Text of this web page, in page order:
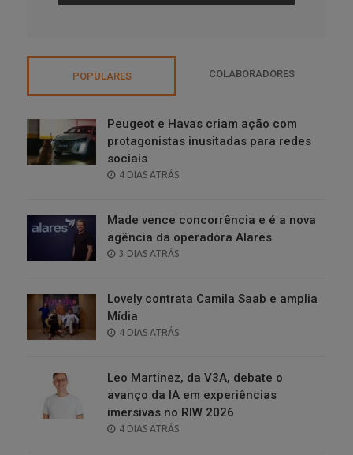
POPULARES COLABORADORES
Peugeot e Havas criam ação com
protagonistas inusitadas para redes
sociais
POSTED
4 DIAS ATRÁS
Made vence concorrência e é a nova
agência da operadora Alares
POSTED
3 DIAS ATRÁS
Lovely contrata Camila Saab e amplia
Mídia
POSTED
4 DIAS ATRÁS
Leo Martinez, da V3A, debate o
avanço da IA em experiências
imersivas no RIW 2026
POSTED
4 DIAS ATRÁS